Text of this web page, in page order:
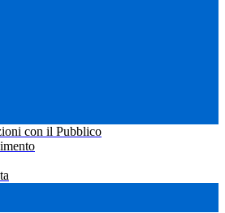
con il Pubblico